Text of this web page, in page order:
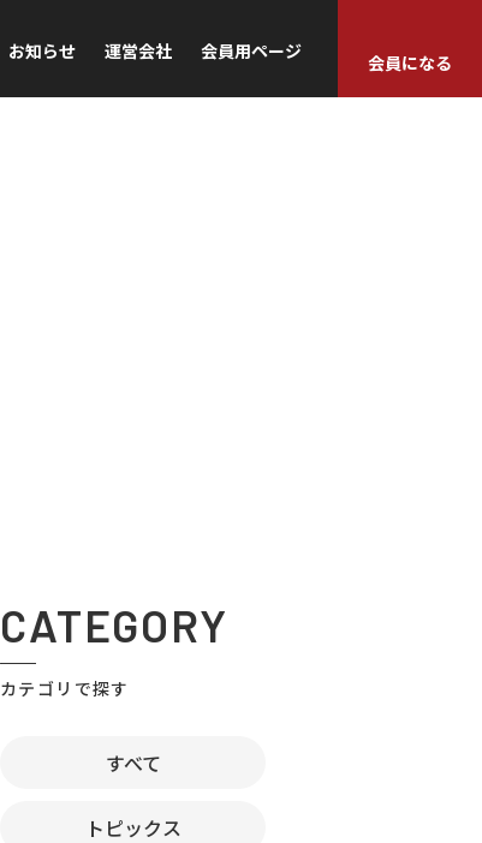
お知らせ 運営会社 会員用ページ
会員になる
CATEGORY
カテゴリで探す
すべて
トピックス